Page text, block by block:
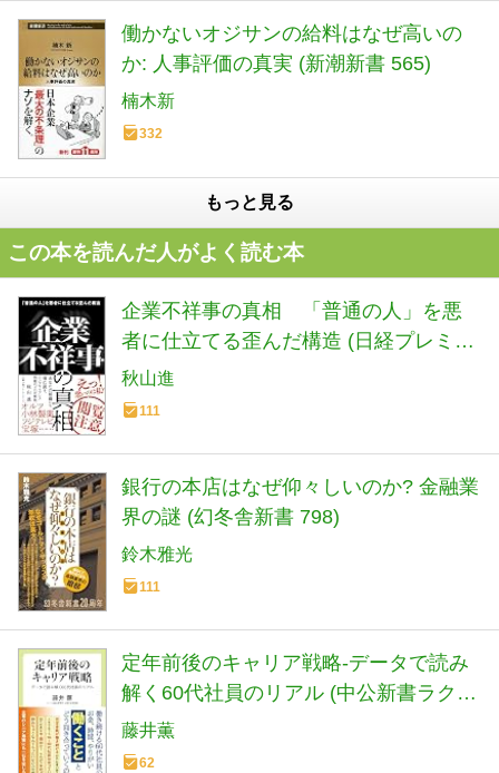
働かないオジサンの給料はなぜ高いの
か: 人事評価の真実 (新潮新書 565)
楠木新
332
もっと見る
この本を読んだ人がよく読む本
企業不祥事の真相 「普通の人」を悪
者に仕立てる歪んだ構造 (日経プレミア
シリーズ)
秋山進
111
銀行の本店はなぜ仰々しいのか? 金融業
界の謎 (幻冬舎新書 798)
鈴木雅光
111
定年前後のキャリア戦略-データで読み
解く60代社員のリアル (中公新書ラクレ
862)
藤井薫
62